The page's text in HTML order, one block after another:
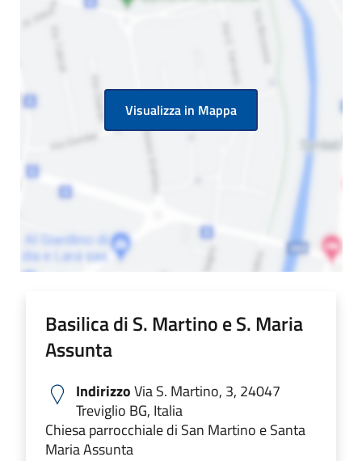
Visualizza in Mappa
Basilica di S. Martino e S. Maria
Assunta
IndirizzoVia S. Martino, 3, 24047
Treviglio BG, Italia
Chiesa parrocchiale di San Martino e Santa
Maria Assunta